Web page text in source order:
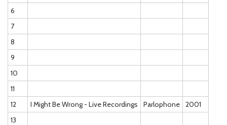
6
7
8
9
10
11
12
I Might Be Wrong - Live Recordings Parlophone
2001
13